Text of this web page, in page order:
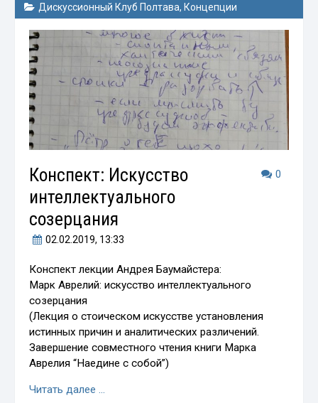
Дискуссионный Клуб Полтава, Концепции
0
Конспект: Искусство
интеллектуального
созерцания
02.02.2019, 13:33
Конспект лекции Андрея Баумайстера:
Марк Аврелий: искусство интеллектуального
созерцания
(Лекция о стоическом искусстве установления
истинных причин и аналитических различений.
Завершение совместного чтения книги Марка
Аврелия “Наедине с собой”)
Читать далее …